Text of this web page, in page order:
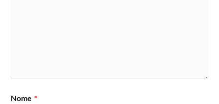
Nome *